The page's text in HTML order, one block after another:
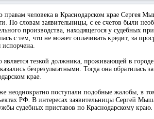
человека в Краснодарском крае Сергея
По словам заявительницы, с ее счетов были
производства, находящегося у судебных
с тем, что не может оплачивать кредит, за
испорчена.
является тезкой должника, проживающей в
безрезультатными. Тогда она
крае.
неоднократно поступали подобные жалобы, в
РФ. В интересах заявительницы Сергей
судебных приставов по Краснодарскому краю.